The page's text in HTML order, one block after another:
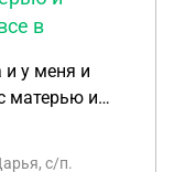
в
и у меня и
матерью и
данной
с/п.